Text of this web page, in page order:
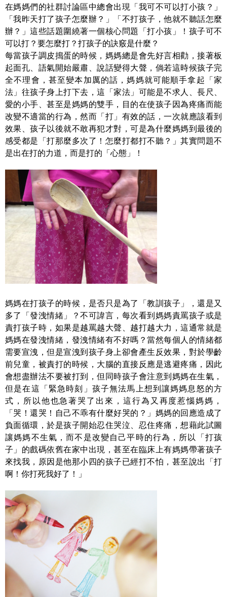
在媽媽們的社群討論區中總會出現「我可不可以打小孩？」
「我昨天打了孩子怎麼辦？」「不打孩子，他就不聽話怎麼
辦？」這些話題圍繞著一個核心問題「打小孩」！孩子可不
可以打？要怎麼打？打孩子的訣竅是什麼？
每當孩子調皮搗蛋的時候，媽媽總是會先好言相勸，接著板
起面孔、語氣開始嚴肅、說話變得大聲，倘若這時候孩子完
全不理會，甚至變本加厲的話，媽媽就可能順手拿起「家
法」往孩子身上打下去，這「家法」可能是不求人、長尺、
愛的小手、甚至是媽媽的雙手，目的在使孩子因為疼痛而能
改變不適當的行為，然而「打」有效的話，一次就應該看到
效果、孩子以後就不敢再犯才對，可是為什麼媽媽到最後的
感受都是「打那麼多次了！怎麼打都打不聽？」其實問題不
是出在打的力道，而是打的「心態」！
媽媽在打孩子的時候，是否只是為了「教訓孩子」，還是又
多了「發洩情緒」？不可諱言，每次看到媽媽責罵孩子或是
責打孩子時，如果是越罵越大聲、越打越大力，這通常就是
媽媽在發洩情緒，發洩情緒有不好嗎？當然每個人的情緒都
需要宣洩，但是宣洩到孩子身上卻會產生反效果，對於學齡
前兒童，被責打的時候，大腦的直接反應是逃避疼痛，因此
會想盡辦法不要被打到，但同時孩子會注意到媽媽在生氣，
但是在這「緊急時刻」孩子無法馬上想到讓媽媽息怒的方
式，所以他也急著哭了出來，這行為又再度惹惱媽媽，
「哭！還哭！自己不乖有什麼好哭的？」媽媽的回應造成了
負面循環，於是孩子開始忍住哭泣、忍住疼痛，想藉此試圖
讓媽媽不生氣，而不是改變自己平時的行為，所以「打孩
子」的戲碼依舊在家中出現，甚至在臨床上有媽媽帶著孩子
來找我，原因是他那小四的孩子已經打不怕，甚至說出「打
啊！你打死我好了！」